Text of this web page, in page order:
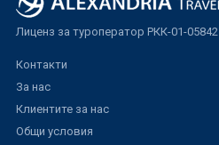
Лиценз за туроператор РКК-01-05842
Контакти
За нас
Клиентите за нас
Общи условия